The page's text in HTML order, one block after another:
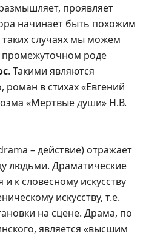
проявляет
начинает быть похожим
таких случаях мы можем
роде
. Такими являются
роман в стихах «Евгений
«Мертвые души» Н.В.
– действие) отражает
людьми. Драматические
к словесному искусству
искусству, т.е.
на сцене. Драма, по
является «высшим